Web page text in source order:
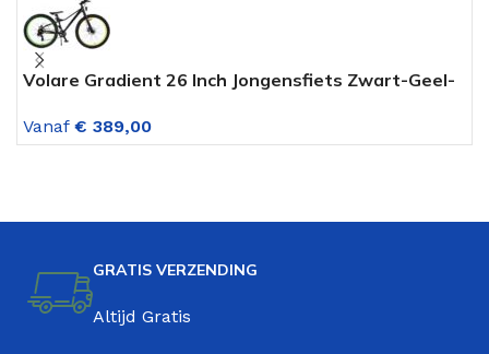
Volare Gradient 26 Inch Jongensfiets Zwart-Geel-
Vanaf € 389,00
GRATIS VERZENDING
Altijd Gratis